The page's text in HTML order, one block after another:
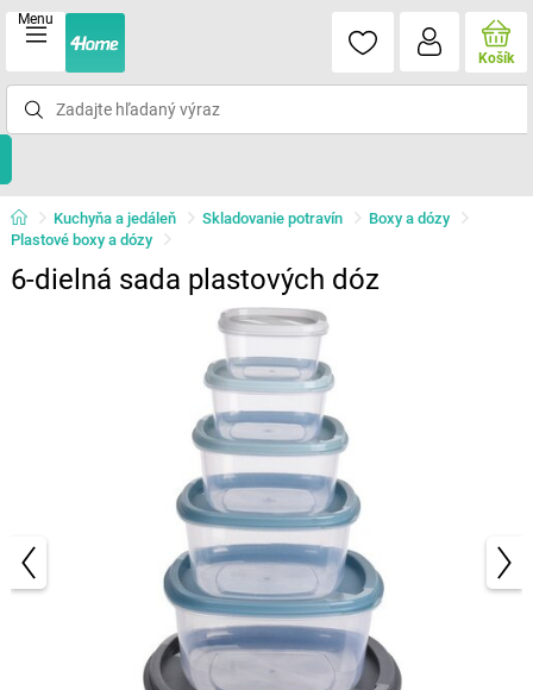
Menu
Košík
Kuchyňa a jedáleň Skladovanie potravín
Boxy a dózy
Plastové boxy a dózy
6-dielná sada plastových dóz